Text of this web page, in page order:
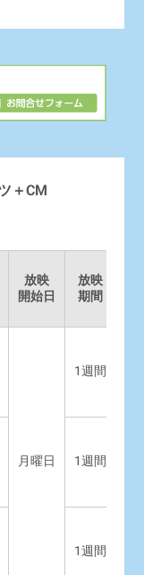
＋CM
放映
開始日
放映
期間
月曜日
1週間
1週間
1週間